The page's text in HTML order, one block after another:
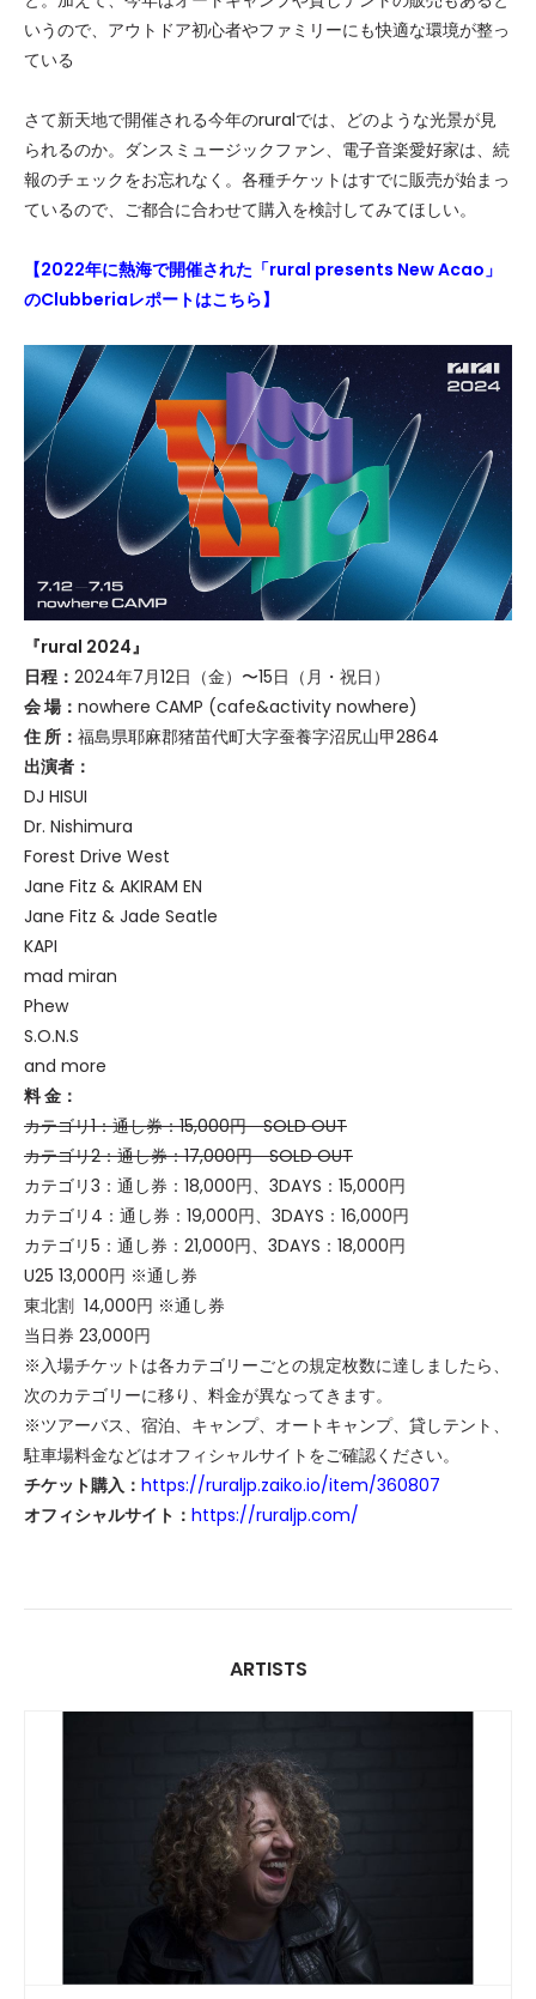
いうので、アウトドア初心者やファミリーにも快適な環境が整っ
ている
さて新天地で開催される今年のruralでは、どのような光景が見
られるのか。ダンスミュージックファン、電子音楽愛好家は、続
報のチェックをお忘れなく。各種チケットはすでに販売が始まっ
ているので、ご都合に合わせて購入を検討してみてほしい。
【2022年に熱海で開催された「rural presents New Acao」
のClubberiaレポートはこちら】
『rural 2024』
日程： 2024年7月12日（金）〜15日（月・祝日）
会 場： nowhere CAMP (cafe&activity nowhere)
住 所： 福島県耶麻郡猪苗代町大字蚕養字沼尻山甲2864
出演者：
DJ HISUI
Dr. Nishimura
Forest Drive West
Jane Fitz & AKIRAM EN
Jane Fitz & Jade Seatle
KAPI
mad miran
Phew
S.O.N.S
and more
料 金：
カテゴリ1：通し券：15,000円 SOLD OUT
カテゴリ2：通し券：17,000円 SOLD OUT
カテゴリ3：通し券：18,000円、3DAYS：15,000円
カテゴリ4：通し券：19,000円、3DAYS：16,000円
カテゴリ5：通し券：21,000円、3DAYS：18,000円
U25 13,000円 ※通し券
東北割 14,000円 ※通し券
当日券 23,000円
※入場チケットは各カテゴリーごとの規定枚数に達しましたら、
次のカテゴリーに移り、料金が異なってきます。
※ツアーバス、宿泊、キャンプ、オートキャンプ、貸しテント、
駐車場料金などはオフィシャルサイトをご確認ください。
チケット購入： https://ruraljp.zaiko.io/item/360807
オフィシャルサイト： https://ruraljp.com/
ARTISTS